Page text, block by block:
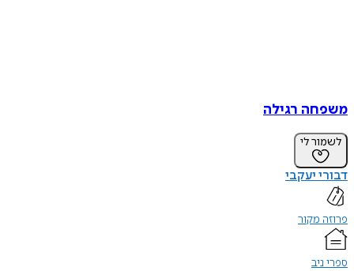
משפחה רגילה
לשמור לי
דבורי יעקבי
פרוזה מקור
ספרי ניב